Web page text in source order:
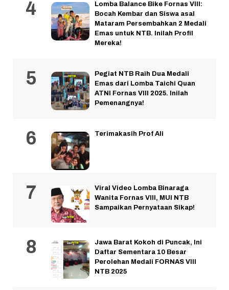
Lomba Balance Bike Fornas VIII:
Bocah Kembar dan Siswa asal
Mataram Persembahkan 2 Medali
Emas untuk NTB. Inilah Profil
Mereka!
Pegiat NTB Raih Dua Medali
Emas dari Lomba Taichi Quan
ATNI Fornas VIII 2025. Inilah
Pemenangnya!
Terimakasih Prof Ali
Viral Video Lomba Binaraga
Wanita Fornas VIII, MUI NTB
Sampaikan Pernyataan Sikap!
Jawa Barat Kokoh di Puncak, Ini
Daftar Sementara 10 Besar
Perolehan Medali FORNAS VIII
NTB 2025